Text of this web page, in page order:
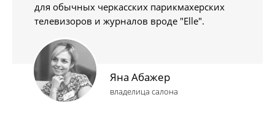
для обычных черкасских парикмахерских
телевизоров и журналов вроде "Elle".
Яна Абажер
владелица салона